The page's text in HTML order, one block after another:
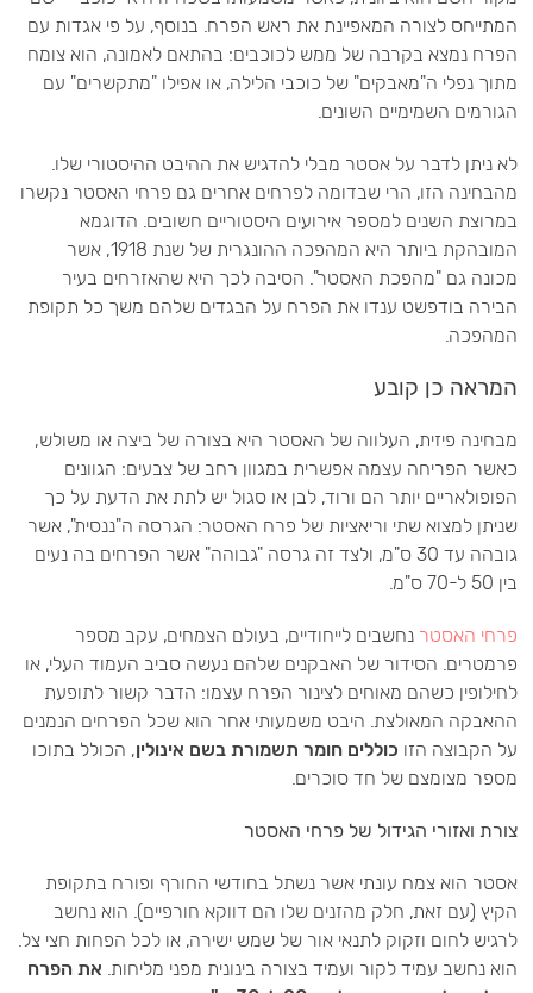
המתייחס לצורה המאפיינת את ראש הפרח. בנוסף, על פי אגדות עם
הפרח נמצא בקרבה של ממש לכוכבים: בהתאם לאמונה, הוא צומח
מתוך נפלי ה"מאבקים" של כוכבי הלילה, או אפילו "מתקשרים" עם
הגורמים השמימיים השונים.
לא ניתן לדבר על אסטר מבלי להדגיש את ההיבט ההיסטורי שלו.
מהבחינה הזו, הרי שבדומה לפרחים אחרים גם פרחי האסטר נקשרו
במרוצת השנים למספר אירועים היסטוריים חשובים. הדוגמא
המובהקת ביותר היא המהפכה ההונגרית של שנת 1918, אשר
מכונה גם "מהפכת האסטר". הסיבה לכך היא שהאזרחים בעיר
הבירה בודפשט ענדו את הפרח על הבגדים שלהם משך כל תקופת
המהפכה.
המראה כן קובע
מבחינה פיזית, העלווה של האסטר היא בצורה של ביצה או משולש,
כאשר הפריחה עצמה אפשרית במגוון רחב של צבעים: הגוונים
הפופולאריים יותר הם ורוד, לבן או סגול יש לתת את הדעת על כך
שניתן למצוא שתי וריאציות של פרח האסטר: הגרסה ה"ננסית", אשר
גובהה עד 30 ס"מ, ולצד זה גרסה "גבוהה" אשר הפרחים בה נעים
בין 50 ל-70 ס"מ.
פרחי האסטר נחשבים לייחודיים, בעולם הצמחים, עקב מספר
פרמטרים. הסידור של האבקנים שלהם נעשה סביב העמוד העלי, או
לחילופין כשהם מאוחים לצינור הפרח עצמו: הדבר קשור לתופעת
ההאבקה המאולצת. היבט משמעותי אחר הוא שכל הפרחים הנמנים
על הקבוצה הזו כוללים חומר תשמורת בשם אינולין, הכולל בתוכו
מספר מצומצם של חד סוכרים.
צורת ואזורי הגידול של פרחי האסטר
אסטר הוא צמח עונתי אשר נשתל בחודשי החורף ופורח בתקופת
הקיץ (עם זאת, חלק מהזנים שלו הם דווקא חורפיים). הוא נחשב
לרגיש לחום וזקוק לתנאי אור של שמש ישירה, או לכל הפחות חצי צל.
הוא נחשב עמיד לקור ועמיד בצורה בינונית מפני מליחות. את הפרח